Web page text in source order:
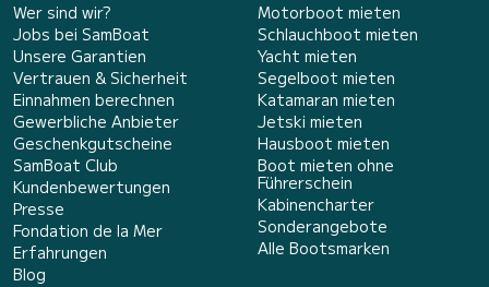
Wer sind wir?
Jobs bei SamBoat
Unsere Garantien
Vertrauen & Sicherheit
Einnahmen berechnen
Gewerbliche Anbieter
Geschenkgutscheine
SamBoat Club
Kundenbewertungen
Presse
Fondation de la Mer
Erfahrungen
Blog
Motorboot mieten
Schlauchboot mieten
Yacht mieten
Segelboot mieten
Katamaran mieten
Jetski mieten
Hausboot mieten
Boot mieten ohne
Führerschein
Kabinencharter
Sonderangebote
Alle Bootsmarken